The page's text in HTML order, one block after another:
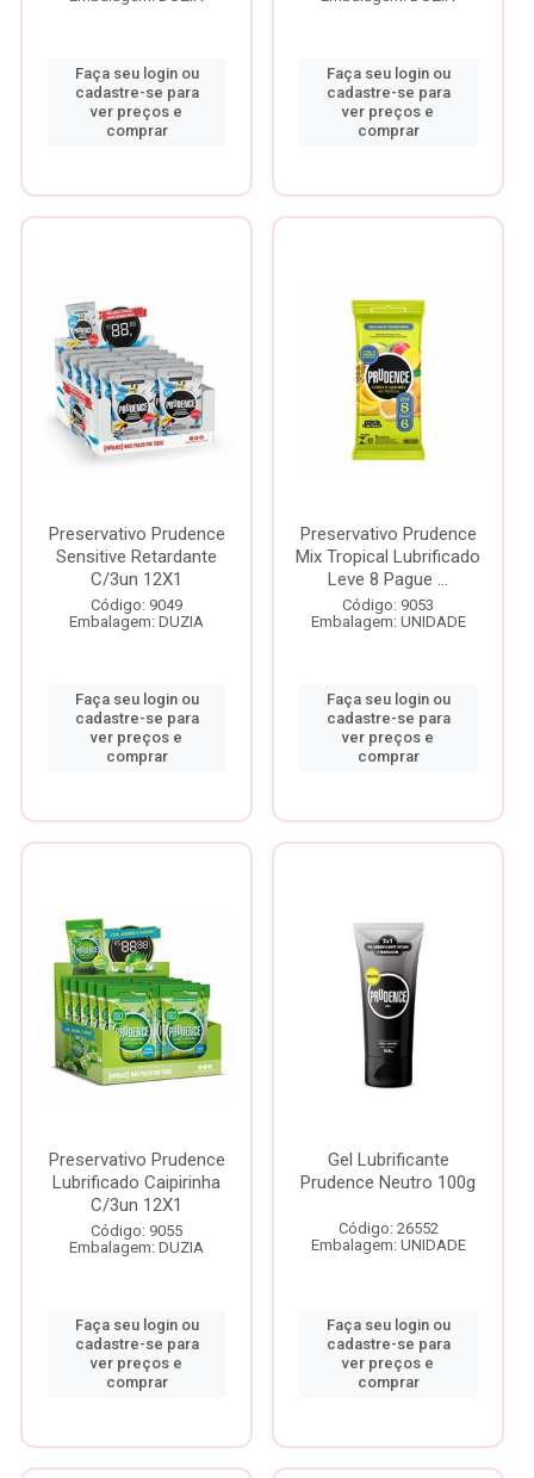
Faça seu login ou
cadastre-se para
ver preços e
comprar
Faça seu login ou
cadastre-se para
ver preços e
comprar
Preservativo Prudence
Sensitive Retardante
C/3un 12X1
Código: 9049
Embalagem: DUZIA
Faça seu login ou
cadastre-se para
ver preços e
comprar
Preservativo Prudence
Mix Tropical Lubrificado
Leve 8 Pague ...
Código: 9053
Embalagem: UNIDADE
Faça seu login ou
cadastre-se para
ver preços e
comprar
Preservativo Prudence
Lubrificado Caipirinha
C/3un 12X1
Código: 9055
Embalagem: DUZIA
Faça seu login ou
cadastre-se para
ver preços e
comprar
Gel Lubrificante
Prudence Neutro 100g
Código: 26552
Embalagem: UNIDADE
Faça seu login ou
cadastre-se para
ver preços e
comprar